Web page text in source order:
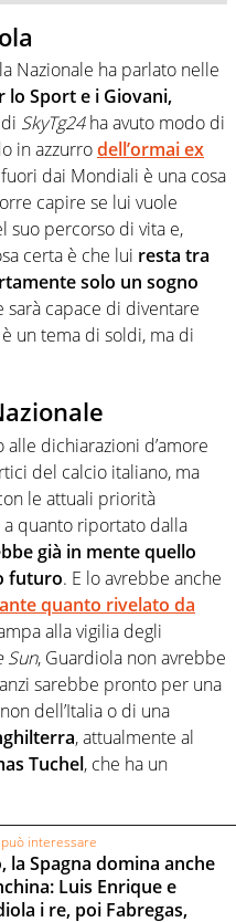
Nazionale ha parlato nelle
lo Sport e i Giovani,
SkyTg24ha avuto modo di
in azzurrodell’ormai ex
fuori dai Mondiali è una cosa
capire se lui vuole
suo percorso di vita e,
certa è che lui resta tra
solo un sogno
sarà capace di diventare
un tema di soldi, ma di
alle dichiarazioni d’amore
del calcio italiano, ma
le attuali priorità
a quanto riportato dalla
già in mente quello
futuro. E lo avrebbe anche
quanto rivelato da
alla vigilia degli
Sun, Guardiola non avrebbe
sarebbe pronto per una
dell’Italia o di una
, attualmente al
Tuchel, che ha un
interessare
la Spagna domina anche
Luis Enrique e
i re, poi Fabregas,